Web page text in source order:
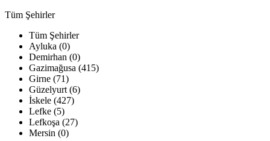
Tüm Şehirler
Tüm Şehirler
Ayluka (0)
Demirhan (0)
Gazimağusa (415)
Girne (71)
Güzelyurt (6)
İskele (427)
Lefke (5)
Lefkoşa (27)
Mersin (0)